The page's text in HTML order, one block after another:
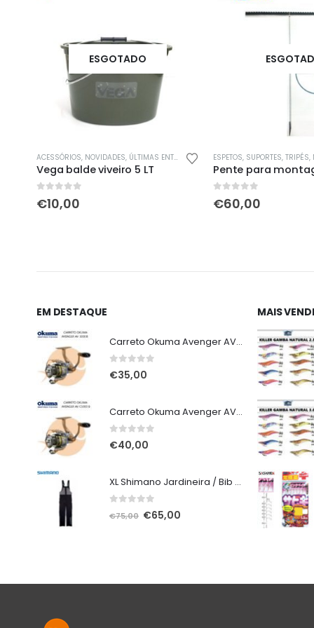
VIVEIROS / BALDES
ESGOTADO
ACESSÓRIOS, NOVIDADES, ÚLTIMAS ENTRADAS VIVEIROS / BALDES
Vega balde viveiro 5 LT
out of 5
€10,00
ESPETOS, SUPORTES, TRIPÉS,
out of 5
€60,00
EM DESTAQUE
Carreto Okuma Avenger AV 3000 B
0out of 5
€35,00
Carreto Okuma Avenger AV C5000 B
0out of 5
€40,00
XL Shimano Jardineira / Bib and Brace não alcochoada preta
out of 5
€75,00 O
€65,00
MAIS